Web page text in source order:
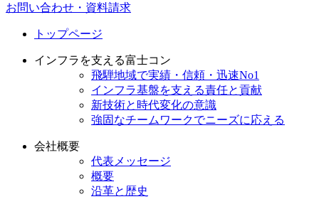
お問い合わせ・資料請求
トップページ
インフラを支える富士コン
飛騨地域で実績・信頼・迅速No1
インフラ基盤を支える責任と貢献
新技術と時代変化の意識
強固なチームワークでニーズに応える
会社概要
代表メッセージ
概要
沿革と歴史